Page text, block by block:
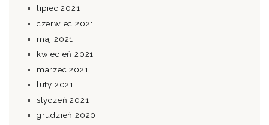
lipiec 2021
czerwiec 2021
maj 2021
kwiecień 2021
marzec 2021
luty 2021
styczeń 2021
grudzień 2020